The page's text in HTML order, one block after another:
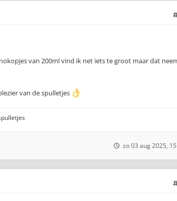
van 200ml vind ik net iets te groot maar dat
van de spulletjes
zo 03 aug 2025,